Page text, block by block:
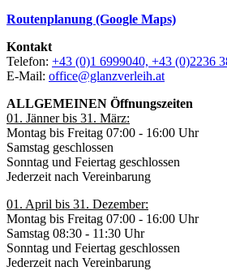
Routenplanung (Google Maps)
Kontakt
Telefon: +43 (0)1 6999040, +43 (0)2236
E-Mail: office@glanzverleih.at
ALLGEMEINEN Öffnungszeiten
01. Jänner bis 31. März:
Montag bis Freitag 07:00 - 16:00 Uhr
Samstag geschlossen
Sonntag und Feiertag geschlossen
Jederzeit nach Vereinbarung
01. April bis 31. Dezember:
Montag bis Freitag 07:00 - 16:00 Uhr
Samstag 08:30 - 11:30 Uhr
Sonntag und Feiertag geschlossen
Jederzeit nach Vereinbarung